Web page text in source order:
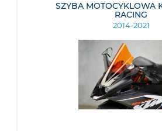
SZYBA MOTOCYKLOWA
RACING
2014-2021